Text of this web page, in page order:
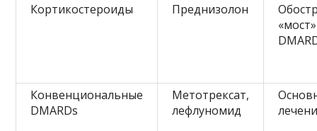
Кортикостероиды Преднизолон
Конвенциональные
DMARDs
Метотрексат,
лефлуномид